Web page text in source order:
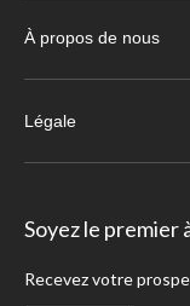
À propos de nous
Légale
Soyez le premier
Recevez votre